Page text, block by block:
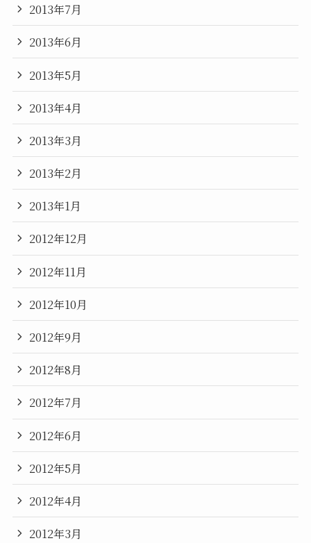
2013年7月
2013年6月
2013年5月
2013年4月
2013年3月
2013年2月
2013年1月
2012年12月
2012年11月
2012年10月
2012年9月
2012年8月
2012年7月
2012年6月
2012年5月
2012年4月
2012年3月